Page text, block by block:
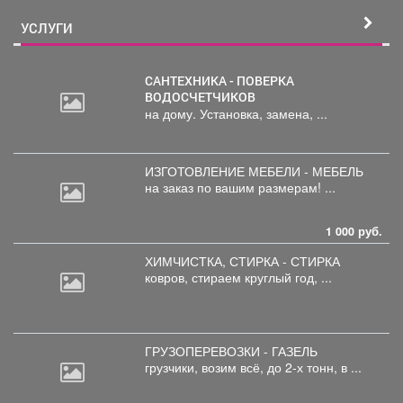
УСЛУГИ
САНТЕХНИКА - ПОВЕРКА
ВОДОСЧЕТЧИКОВ
на дому. Установка, замена, ...
ИЗГОТОВЛЕНИЕ МЕБЕЛИ - МЕБЕЛЬ
на заказ по вашим размерам! ...
1 000 руб.
ХИМЧИСТКА, СТИРКА - СТИРКА
ковров, стираем круглый год, ...
ГРУЗОПЕРЕВОЗКИ - ГАЗЕЛЬ
грузчики, возим всё, до 2-х тонн, в ...